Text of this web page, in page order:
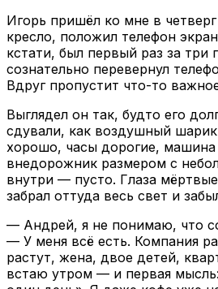
Игорь пришёл ко мне в
кресло, положил телефон
кстати, был первый раз за три
сознательно перевернул
Вдруг пропустит что-то
Выглядел он так, будто его
сдували, как воздушный
хорошо, часы дорогие,
внедорожник размером с
внутри — пусто. Глаза
забрал оттуда весь свет и
— Андрей, я не понимаю, что
— У меня всё есть. Компания
растут, жена, двое детей,
встаю утром — и первая